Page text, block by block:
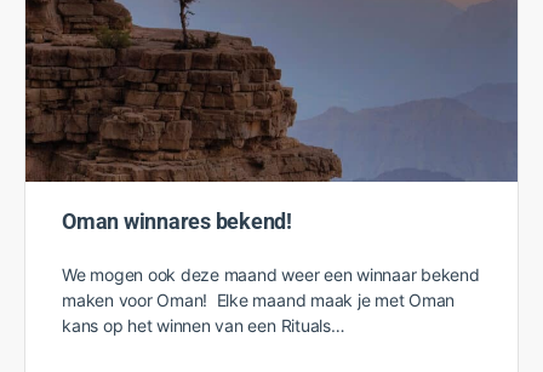
Oman winnares bekend!
We mogen ook deze maand weer een winnaar bekend
maken voor Oman! Elke maand maak je met Oman
kans op het winnen van een Rituals…